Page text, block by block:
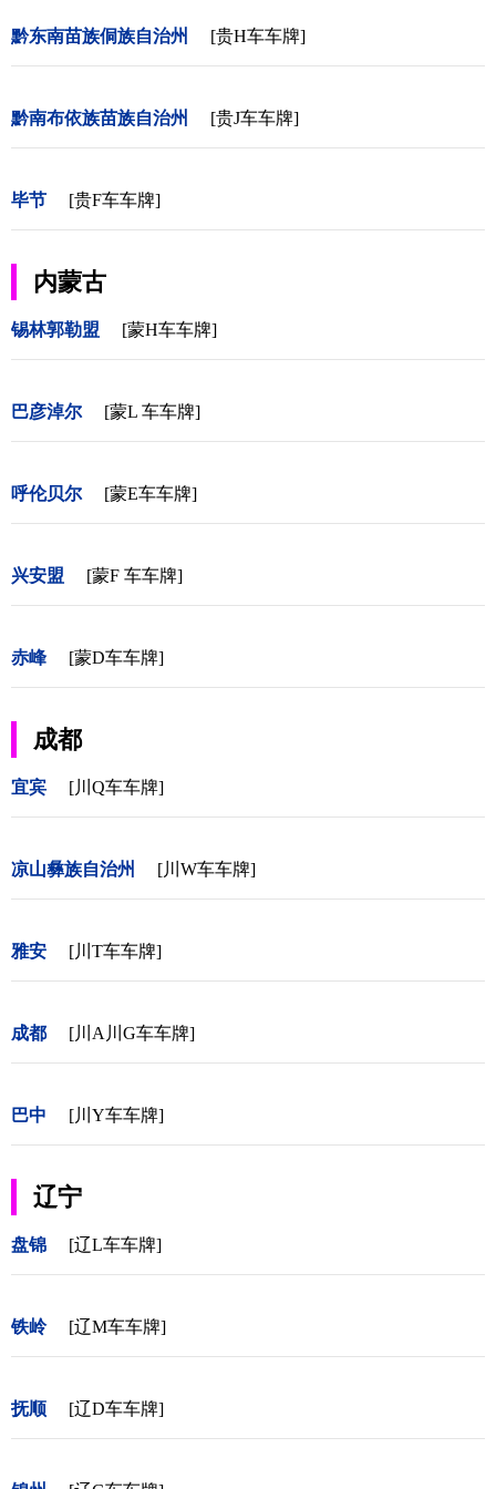
黔东南苗族侗族自治州 [贵H车车牌]
黔南布依族苗族自治州 [贵J车车牌]
毕节 [贵F车车牌]
内蒙古
锡林郭勒盟 [蒙H车车牌]
巴彦淖尔 [蒙L 车车牌]
呼伦贝尔 [蒙E车车牌]
兴安盟 [蒙F 车车牌]
赤峰 [蒙D车车牌]
成都
宜宾 [川Q车车牌]
凉山彝族自治州 [川W车车牌]
雅安 [川T车车牌]
成都 [川A川G车车牌]
巴中 [川Y车车牌]
辽宁
盘锦 [辽L车车牌]
铁岭 [辽M车车牌]
抚顺 [辽D车车牌]